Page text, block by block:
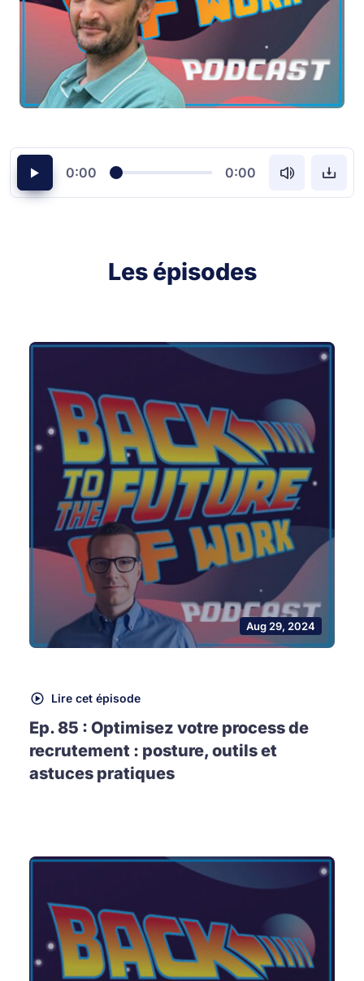
0:00 0:00
Les épisodes
Aug 29, 2024
Lire cet épisode
Ep. 85 : Optimisez votre process de
recrutement : posture, outils et
astuces pratiques